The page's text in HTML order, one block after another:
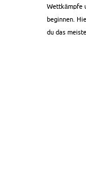
Wettkämpfe
beginnen.
du das meiste